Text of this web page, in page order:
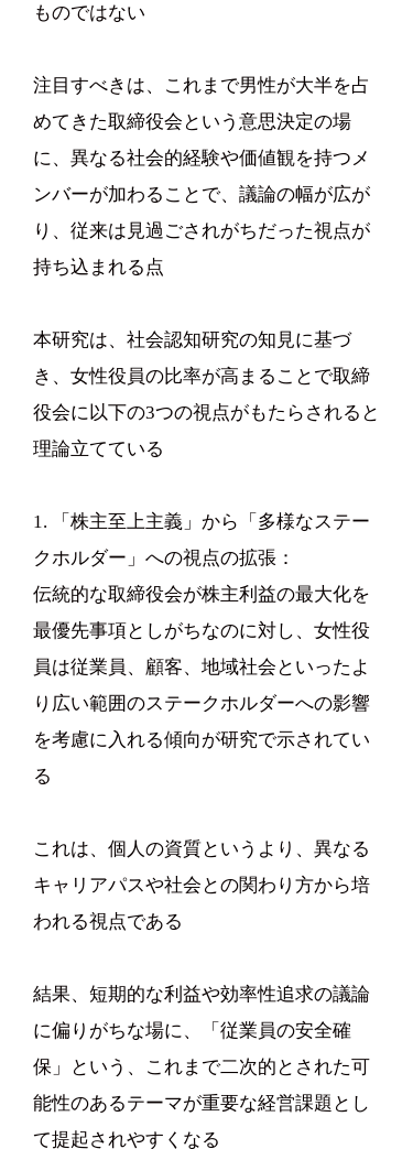
ものではない
注目すべきは、これまで男性が大半を占
めてきた取締役会という意思決定の場
に、異なる社会的経験や価値観を持つメ
ンバーが加わることで、議論の幅が広が
り、従来は見過ごされがちだった視点が
持ち込まれる点
本研究は、社会認知研究の知見に基づ
き、女性役員の比率が高まることで取締
役会に以下の3つの視点がもたらされると
理論立てている
1. 「株主至上主義」から「多様なステー
クホルダー」への視点の拡張：
伝統的な取締役会が株主利益の最大化を
最優先事項としがちなのに対し、女性役
員は従業員、顧客、地域社会といったよ
り広い範囲のステークホルダーへの影響
を考慮に入れる傾向が研究で示されてい
る
これは、個人の資質というより、異なる
キャリアパスや社会との関わり方から培
われる視点である
結果、短期的な利益や効率性追求の議論
に偏りがちな場に、「従業員の安全確
保」という、これまで二次的とされた可
能性のあるテーマが重要な経営課題とし
て提起されやすくなる